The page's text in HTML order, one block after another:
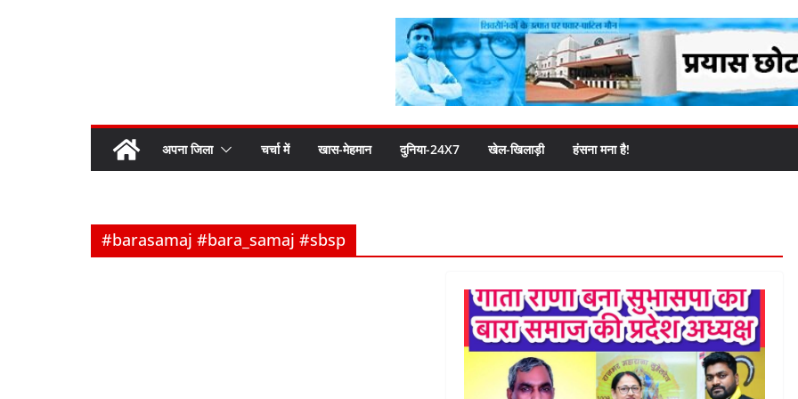
अपना जिला चर्चा में खास-मेहमान दुनिया-24X7 खेल-खिलाड़ी हंसना मना है!
#barasamaj #bara_samaj #sbsp